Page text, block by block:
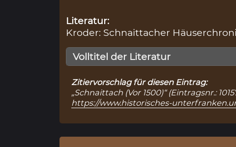
Literatur:
Kroder: Schnaittacher
Volltitel der Literatur
Zitiervorschlag für diesen Eintrag:
„Schnaittach (Vor 1500)“ (Eintragsnr.:
https://www.historisches-